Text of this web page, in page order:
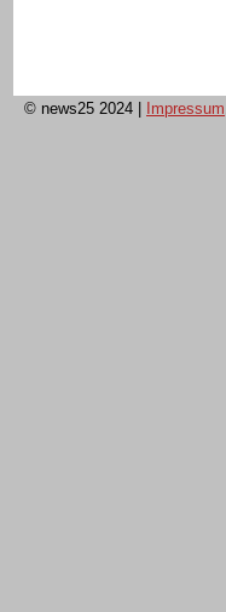
© news25 2024